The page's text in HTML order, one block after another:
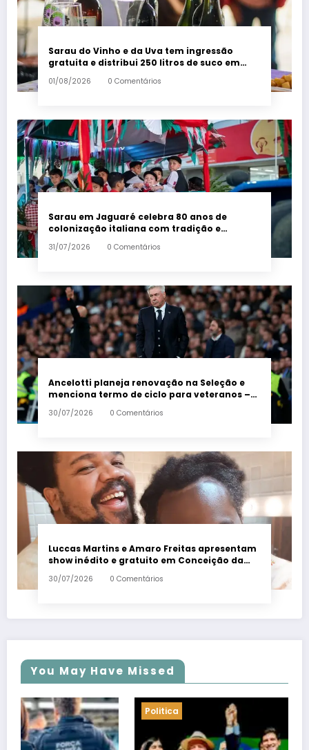
Sarau do Vinho e da Uva tem ingressão
gratuita e distribui 250 litros de suco em
Santa Teresa – Em Dia ES
01/08/2026 0 Comentários
Sarau em Jaguaré celebra 80 anos de
colonização italiana com tradição e
trambolhão da polenta – Em Dia ES
31/07/2026 0 Comentários
Ancelotti planeja renovação na Seleção e
menciona termo de ciclo para veteranos –
Em Dia ES
30/07/2026 0 Comentários
Luccas Martins e Amaro Freitas apresentam
show inédito e gratuito em Conceição da
Barra – Em Dia ES
30/07/2026 0 Comentários
You May Have Missed
Politica